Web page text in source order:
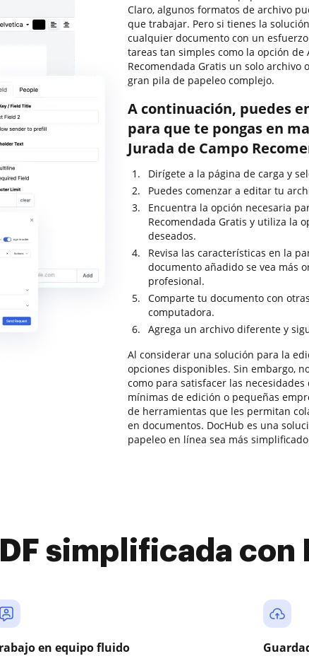
Claro, algunos formatos de archivo
que trabajar. Pero si tienes la
cualquier documento con un
tareas tan simples como la opción de
Recomendada Gratis un solo
gran pila de papeleo complejo.
A continuación, puedes
para que te pongas en
Jurada de Campo
Dirígete a la página de carga y
Puedes comenzar a editar tu
Encuentra la opción necesaria
Recomendada Gratis y utiliza la
deseados.
Revisa las características en la
documento añadido se vea más
profesional.
Comparte tu documento con
computadora.
Agrega un archivo diferente y
Al considerar una solución para la
opciones disponibles. Sin embargo,
como para satisfacer las
mínimas de edición o pequeñas
de herramientas que les permitan
en documentos. DocHub es una
papeleo en línea sea más
simplificada con
en equipo fluido